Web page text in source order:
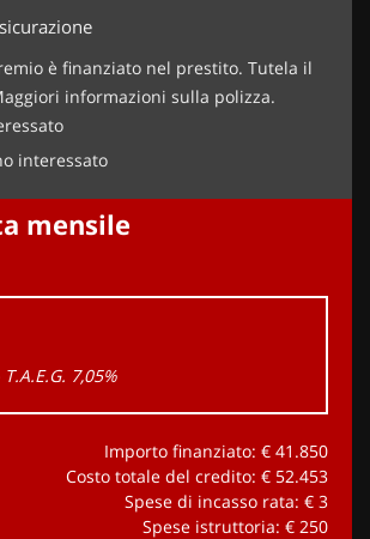
è finanziato nel prestito. Tutela il
informazioni sulla polizza.
interessato
mensile
7,05%
Importo finanziato: € 41.850
Costo totale del credito: € 52.453
Spese di incasso rata: € 3
Spese istruttoria: € 250